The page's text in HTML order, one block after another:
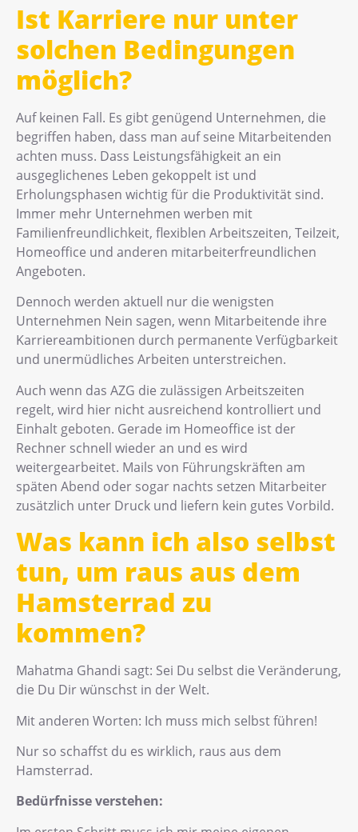
Ist Karriere nur unter
solchen Bedingungen
möglich?
Auf keinen Fall. Es gibt genügend Unternehmen, die
begriffen haben, dass man auf seine Mitarbeitenden
achten muss. Dass Leistungsfähigkeit an ein
ausgeglichenes Leben gekoppelt ist und
Erholungsphasen wichtig für die Produktivität sind.
Immer mehr Unternehmen werben mit
Familienfreundlichkeit, flexiblen Arbeitszeiten, Teilzeit,
Homeoffice und anderen mitarbeiterfreundlichen
Angeboten.
Dennoch werden aktuell nur die wenigsten
Unternehmen Nein sagen, wenn Mitarbeitende ihre
Karriereambitionen durch permanente Verfügbarkeit
und unermüdliches Arbeiten unterstreichen.
Auch wenn das AZG die zulässigen Arbeitszeiten
regelt, wird hier nicht ausreichend kontrolliert und
Einhalt geboten. Gerade im Homeoffice ist der
Rechner schnell wieder an und es wird
weitergearbeitet. Mails von Führungskräften am
späten Abend oder sogar nachts setzen Mitarbeiter
zusätzlich unter Druck und liefern kein gutes Vorbild.
Was kann ich also selbst
tun, um raus aus dem
Hamsterrad zu
kommen?
Mahatma Ghandi sagt: Sei Du selbst die Veränderung,
die Du Dir wünschst in der Welt.
Mit anderen Worten: Ich muss mich selbst führen!
Nur so schaffst du es wirklich, raus aus dem
Hamsterrad.
Bedürfnisse verstehen: